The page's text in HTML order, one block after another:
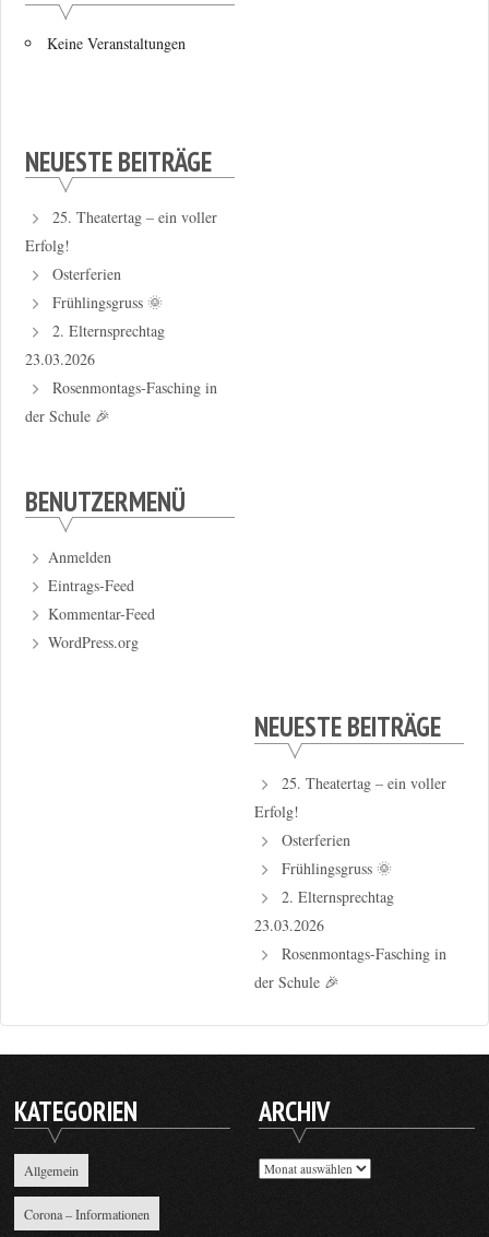
Keine Veranstaltungen
NEUESTE BEITRÄGE
25. Theatertag – ein voller
Erfolg!
Osterferien
Frühlingsgruss 🌞
2. Elternsprechtag
23.03.2026
Rosenmontags-Fasching in
der Schule 🎉
BENUTZERMENÜ
Anmelden
Eintrags-Feed
Kommentar-Feed
WordPress.org
NEUESTE BEITRÄGE
25. Theatertag – ein voller
Erfolg!
Osterferien
Frühlingsgruss 🌞
2. Elternsprechtag
23.03.2026
Rosenmontags-Fasching in
der Schule 🎉
KATEGORIEN
Allgemein
Corona – Informationen
ARCHIV
Archiv